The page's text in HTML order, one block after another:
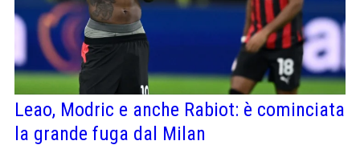
Leao, Modric e anche Rabiot: è cominciata
la grande fuga dal Milan